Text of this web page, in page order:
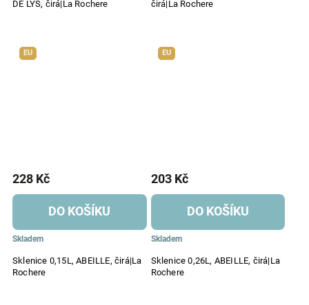
DE LYS, čirá|La Rochere čirá|La Rochere
EU
Sklenice 0,15L, ABEILLE, čirá|La
Rochere
Skladem
228 Kč
DO KOŠÍKU
EU
Sklenice 0,26L, ABEILLE, čirá|La
Rochere
Skladem
203 Kč
DO KOŠÍKU